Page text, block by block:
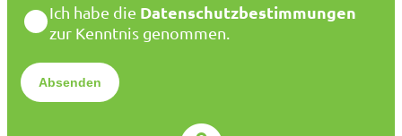
*
D
a
e
n
Ich habe die Datenschutzbestimmungen
zur Kenntnis genommen.